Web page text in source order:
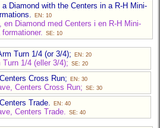
Diamond with the Centers in a R-H Mini-
EN: 10
en Diamond med Centers i en R-H Mini-
SE: 10
Turn 1/4 (or 3/4); EN: 20
Turn 1/4 (eller 3/4); SE: 20
Cross Run; EN: 30
Centers Cross Run; SE: 30
Trade. EN: 40
Centers Trade. SE: 40